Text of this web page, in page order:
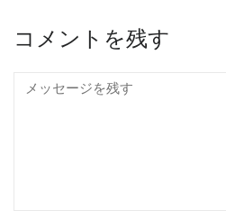
コメントを残す